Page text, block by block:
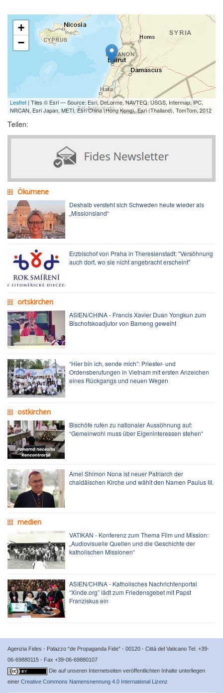
+
−
Leaflet | Tiles © Esri — Source: Esri, DeLorme, NAVTEQ, USGS, Intermap, iPC,
NRCAN, Esri Japan, METI, Esri China (Hong Kong), Esri (Thailand), TomTom, 2012
Teilen:
Ökumene
Deshalb versteht sich Schweden heute wieder als
„Missionsland“
Erzbischof von Praha in Theresienstadt: "Versöhnung
auch dort, wo sie nicht angebracht erscheint"
ortskirchen
ASIEN/CHINA - Francis Xavier Duan Yongkun zum
Bischofskoadjutor von Bameng geweiht
“Hier bin ich, sende mich”: Priester- und
Ordensberufungen in Vietnam mit ersten Anzeichen
eines Rückgangs und neuen Wegen
ostkirchen
Bischöfe rufen zu nationaler Aussöhnung auf:
“Gemeinwohl muss über Eigeninteressen stehen“
Amel Shimon Nona ist neuer Patriarch der
chaldäischen Kirche und wählt den Namen Paulus III.
medien
VATIKAN - Konferenz zum Thema Film und Mission:
„Audiovisuelle Quellen und die Geschichte der
katholischen Missionen“
ASIEN/CHINA - Katholisches Nachrichtenportal
“Xinde.org” lädt zum Friedensgebet mit Papst
Franziskus ein
Agenzia Fides - Palazzo “de Propaganda Fide” - 00120 - Città del Vaticano Tel. +39-
06-69880115 - Fax +39-06-69880107
Die auf unseren Internetseiten veröffentlichten Inhalte unterliegen
einer Creative Commons Namensnennung 4.0 International Lizenz